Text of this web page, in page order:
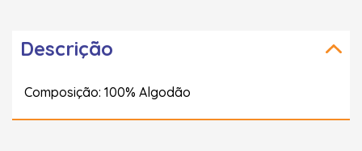
Descrição
Composição: 100% Algodão